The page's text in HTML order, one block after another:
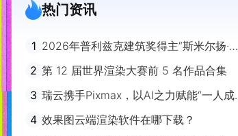
热门资讯
1 2026年普利兹克建筑奖得主“斯米尔扬·拉
迪奇”经典作品欣赏
2 第 12 届世界渲染大赛前 5 名作品合集
3 瑞云携手Pixmax，以AI之力赋能“一人成
4 效果图云端渲染软件在哪下载？